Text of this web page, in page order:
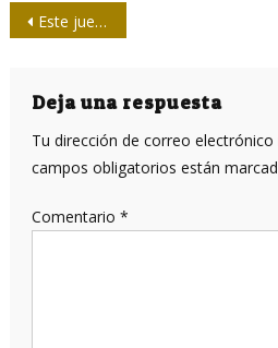
Navegación
entradas
Este jueves en videoconferencia detalles del próximo curso virtual del Instituto de Periodismo
Deja una respuesta
Tu dirección de correo electrónico
campos obligatorios están
Comentario *